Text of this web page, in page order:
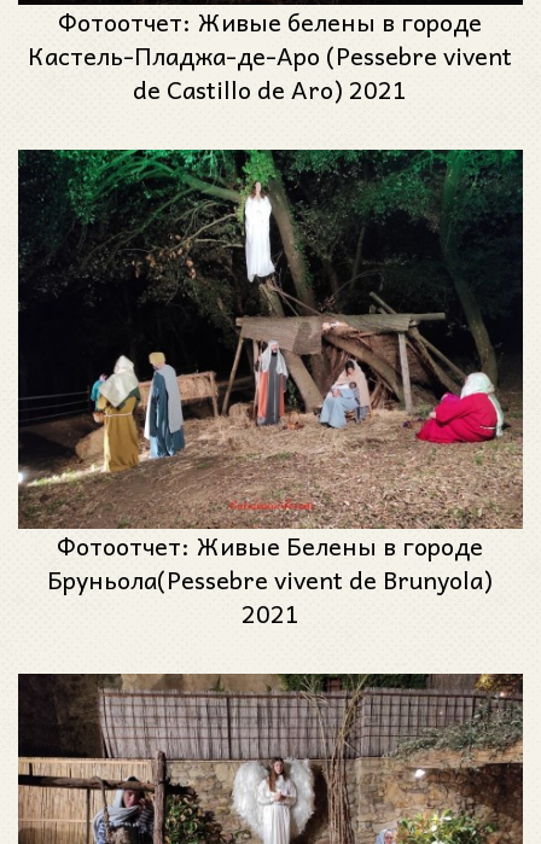
Фотоотчет: Живые белены в городе
Кастель-Пладжа-де-Аро (Pessebre vivent
de Castillo de Aro) 2021
Фотоотчет: Живые Белены в городе
Бруньола(Pessebre vivent de Brunyola)
2021